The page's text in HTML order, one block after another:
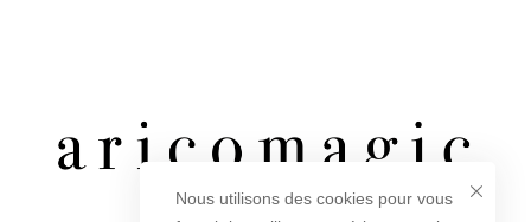
Nous utilisons des cookies pour vous